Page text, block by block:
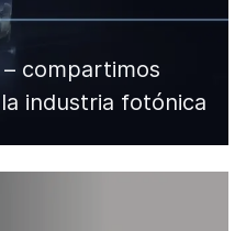
compartimos
industria fotónica